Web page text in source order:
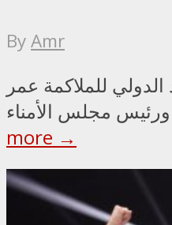
ByAmr
للملاكمة عمر
more →